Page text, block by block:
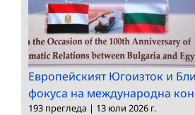
Европейският Югоизток и
фокуса на международна
193 прегледа | 13 юли 2026 г.